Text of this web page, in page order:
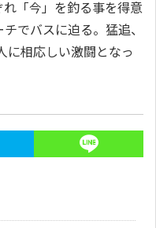
「今」を釣る事を得意
でバスに迫る。猛追、
に相応しい激闘となっ